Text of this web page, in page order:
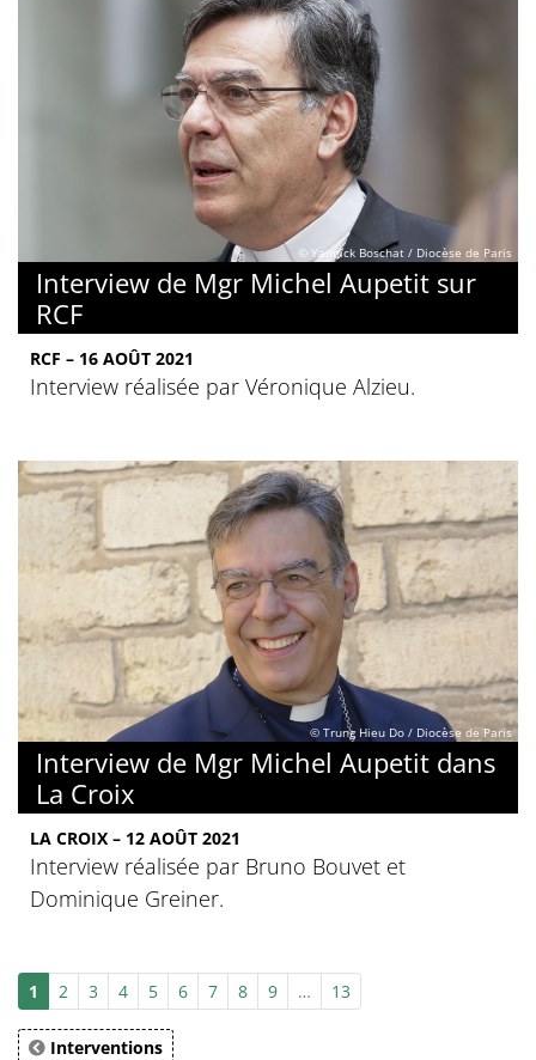
© Yannick Boschat / Diocèse de Paris
Interview de Mgr Michel Aupetit sur
RCF
RCF – 16 AOÛT 2021
Interview réalisée par Véronique Alzieu.
© Trung Hieu Do / Diocèse de Paris
Interview de Mgr Michel Aupetit dans
La Croix
LA CROIX – 12 AOÛT 2021
Interview réalisée par Bruno Bouvet et
Dominique Greiner.
1 2 3 4 5 6 7 8 9 … 13
Interventions